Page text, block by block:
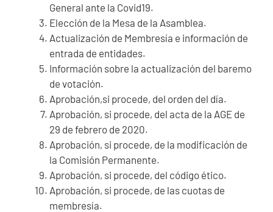
General ante la Covid19.
Elección de la Mesa de la Asamblea.
Actualización de Membresía e información de
entrada de entidades.
Información sobre la actualización del baremo
de votación.
Aprobación,si procede, del orden del día.
Aprobación, si procede, del acta de la AGE de
29 de febrero de 2020.
Aprobación, si procede, de la modificación de
la Comisión Permanente.
Aprobación, si procede, del código ético.
Aprobación, si procede, de las cuotas de
membresía.